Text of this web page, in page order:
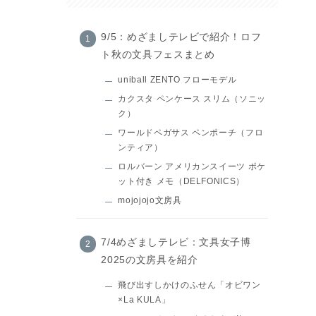
9/5：めざましテレビで紹介！ロフ
ト秋の文具フェスまとめ
uniball ZENTO フローモデル
カクスタ ペンケース スリム（ソニッ
ク）
ワールドペガサス ペンポーチ（フロ
ンティア）
ロルバーン アメリカンスイーツ ポケ
ット付き メモ（DELFONICS）
mojojojo文房具
7/4めざましテレビ：文具女子博
2025の文房具を紹介
飛び出すしかけのふせん「オビワン
×La KULA」